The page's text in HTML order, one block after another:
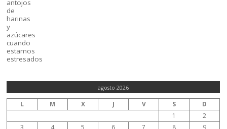
agosto 2026
L M X J V S
D
1
2
3
4 5 6 7 8 9